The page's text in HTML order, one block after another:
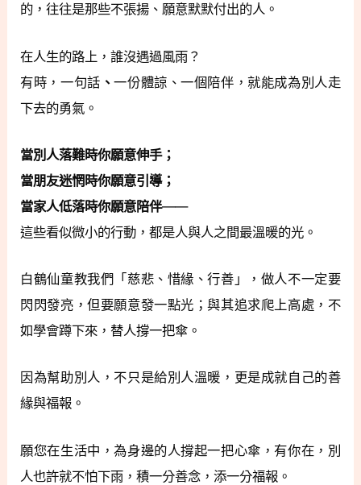
的，往往是那些不張揚、願意默默付出的人。
在人生的路上，誰沒遇過風雨？
有時，一句話 、一份體諒、一個陪伴，就能成為別人走
下去的勇氣。
當別人落難時你願意伸手；
當朋友迷惘時你願意引導；
當家人低落時你願意陪伴——
這些看似微小的行動，都是人與人之間最溫暖的光。
白鶴仙童教我們「慈悲、惜緣、行善」，做人不一定要
閃閃發亮，但要願意發一點光；與其追求爬上高處，不
如學會蹲下來，替人撐一把傘。
因為幫助別人，不只是給別人溫暖，更是成就自己的善
緣與福報。
願您在生活中，為身邊的人撐起一把心傘，有你在，別
人也許就不怕下雨，積一分善念，添一分福報。